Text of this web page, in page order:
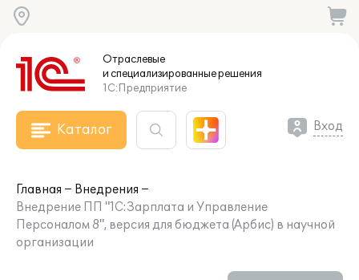
Отраслевые
и специализированныерешения
1С:Предприятие
Каталог Вход
Главная
Внедрения
Внедрение ПП "1С:Зарплата и Управление
Персоналом 8", версия для бюджета (Арбис) в научной
организации